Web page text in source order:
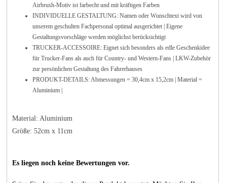
Airbrush-Motiv ist farbecht und mit kräftigen Farben
INDIVIDUELLE GESTALTUNG: Namen oder Wunschtext wird von
unserem geschulten Fachpersonal optimal ausgerichtet | Eigene
Gestaltungsvorschläge werden möglichst berücksichtigt
TRUCKER-ACCESSOIRE: Eignet sich besonders als edle Geschenkidee
für Trucker-Fans als auch für Country- und Western-Fans | LKW-Zubehör
zur persönlichen Gestaltung des Fahrerhauses
PRODUKT-DETAILS: Abmessungen = 30,4cm x 15,2cm | Material =
Aluminium |
Material: Aluminium
Größe: 52cm x 11cm
Es liegen noch keine Bewertungen vor.